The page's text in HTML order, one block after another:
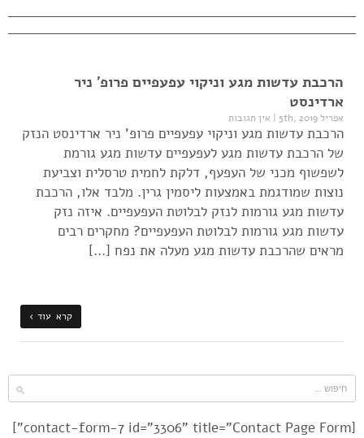
הרכבת עדשות מגע וניקוי עפעפיים פרופ' ניר
ארדינסט
אפריל 5th, 2019 | אין תגובות
הרכבת עדשות מגע וניקוי עפעפיים פרופ' ניר ארדינסט הנזק
של הרכבת עדשות מגע לעפעפיים עדשות מגע גורמת
לשפשוף מכני של העפעף, דלקת לחמית טרסלית וצביעת
נוצות שמודגמת באמצעות ליסמין גרין. מלבד אלו, הרכבת
עדשות מגע גורמות לנזק לבלוטת העפעפיים. איזה נזק
עדשות מגע גורמות לבלוטת העפעפיים? מחקרים רבים
מראים שהרכבת עדשות מגע מעלה את נפח […]
קרא עוד ›
[contact-form-7 id="3306" title="Contact Page Form"]